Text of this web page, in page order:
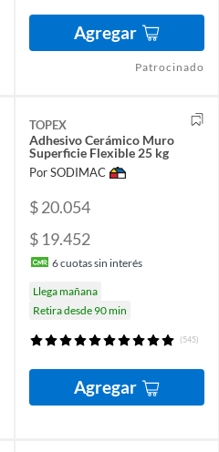
Agregar
Patrocinado
TOPEX
Adhesivo Cerámico Muro
Superficie Flexible 25 kg
Por SODIMAC
$ 20.054
$ 19.452
6cuotas sin interés
Llega mañana
Retira desde 90 min
(545)
Agregar